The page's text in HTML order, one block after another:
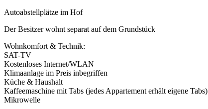
Autoabstellplätze im Hof
Der Besitzer wohnt separat auf dem Grundstück
Wohnkomfort & Technik:
SAT-TV
Kostenloses Internet/WLAN
Klimaanlage im Preis inbegriffen
Küche & Haushalt
Kaffeemaschine mit Tabs (jedes Appartement erhält eigene Tabs)
Mikrowelle